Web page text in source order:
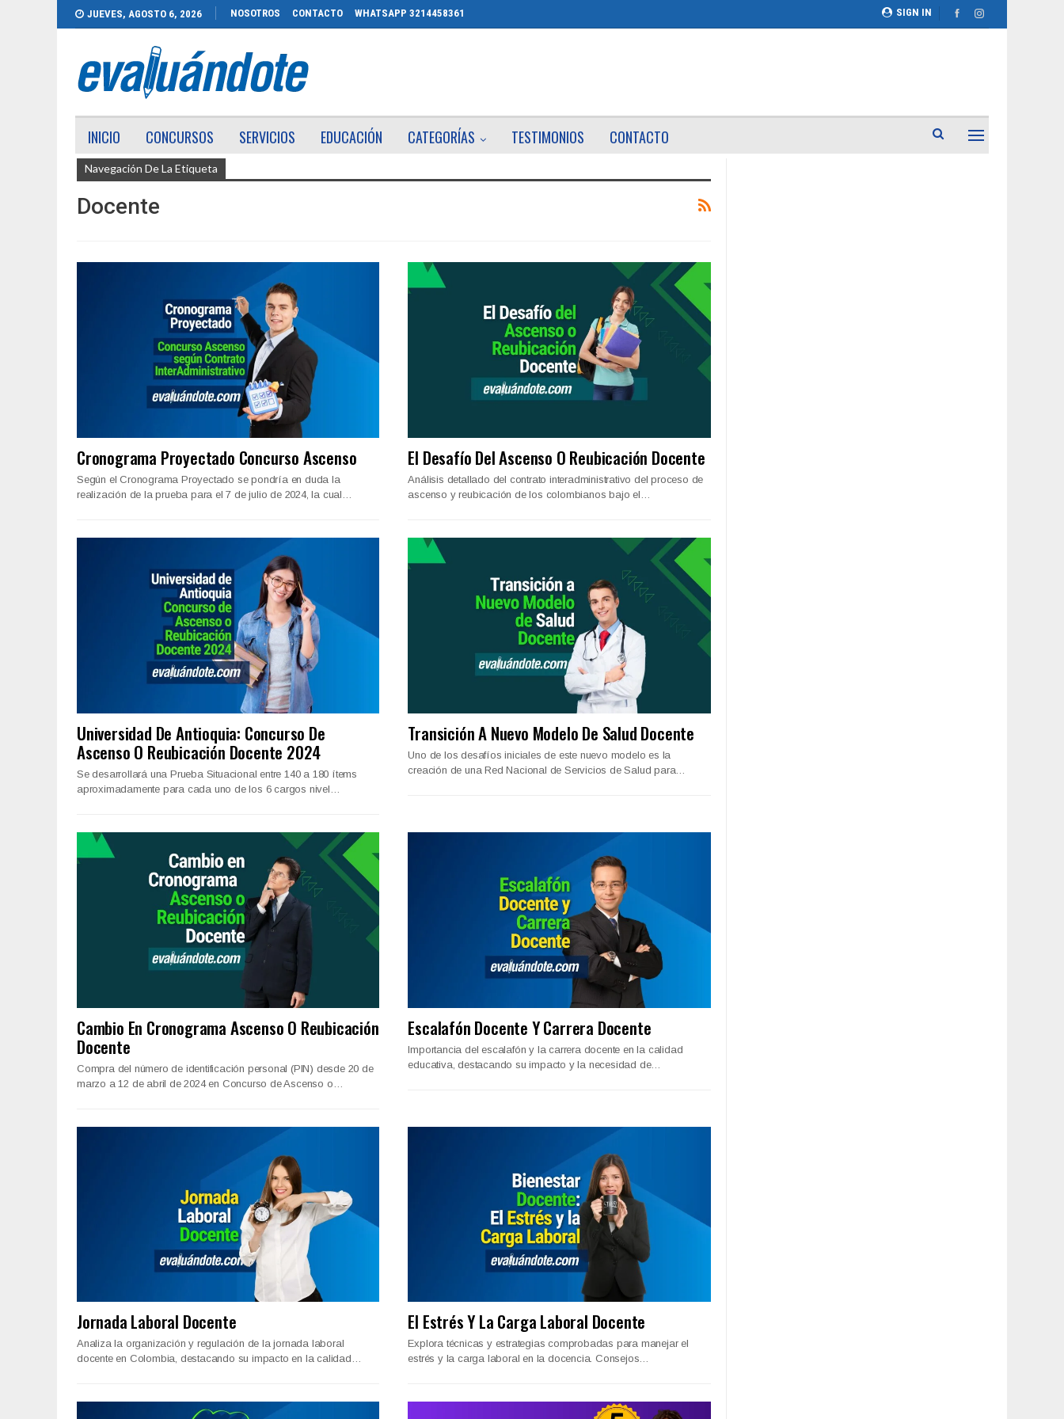
SIGN IN
JUEVES, AGOSTO 6, 2026 NOSOTROS CONTACTO WHATSAPP 3214458361
INICIO CONCURSOS SERVICIOS EDUCACIÓN CATEGORÍAS TESTIMONIOS CONTACTO
Navegación De La Etiqueta
Docente
Cronograma Proyectado Concurso Ascenso
Según el Cronograma Proyectado se pondría en duda la
realización de la prueba para el 7 de julio de 2024, la cual…
El Desafío Del Ascenso O Reubicación Docente
Análisis detallado del contrato interadministrativo del proceso de
ascenso y reubicación de los colombianos bajo el…
Universidad De Antioquia: Concurso De
Ascenso O Reubicación Docente 2024
Se desarrollará una Prueba Situacional entre 140 a 180 ítems
aproximadamente para cada uno de los 6 cargos nivel…
Transición A Nuevo Modelo De Salud Docente
Uno de los desafíos iniciales de este nuevo modelo es la
creación de una Red Nacional de Servicios de Salud para…
Cambio En Cronograma Ascenso O Reubicación
Docente
Compra del número de identificación personal (PIN) desde 20 de
marzo a 12 de abril de 2024 en Concurso de Ascenso o…
Escalafón Docente Y Carrera Docente
Importancia del escalafón y la carrera docente en la calidad
educativa, destacando su impacto y la necesidad de…
Jornada Laboral Docente
Analiza la organización y regulación de la jornada laboral
docente en Colombia, destacando su impacto en la calidad…
El Estrés Y La Carga Laboral Docente
Explora técnicas y estrategias comprobadas para manejar el
estrés y la carga laboral en la docencia. Consejos…